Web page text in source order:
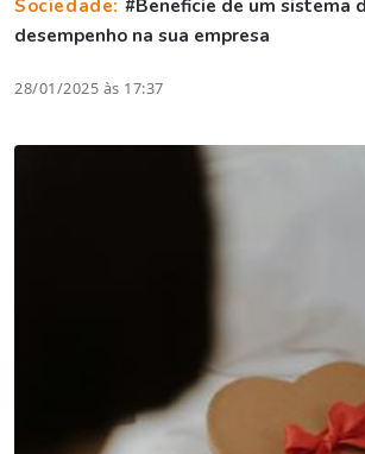
Sociedade: #Beneficie de um sistema
desempenho na sua empresa
28/01/2025 às 17:37